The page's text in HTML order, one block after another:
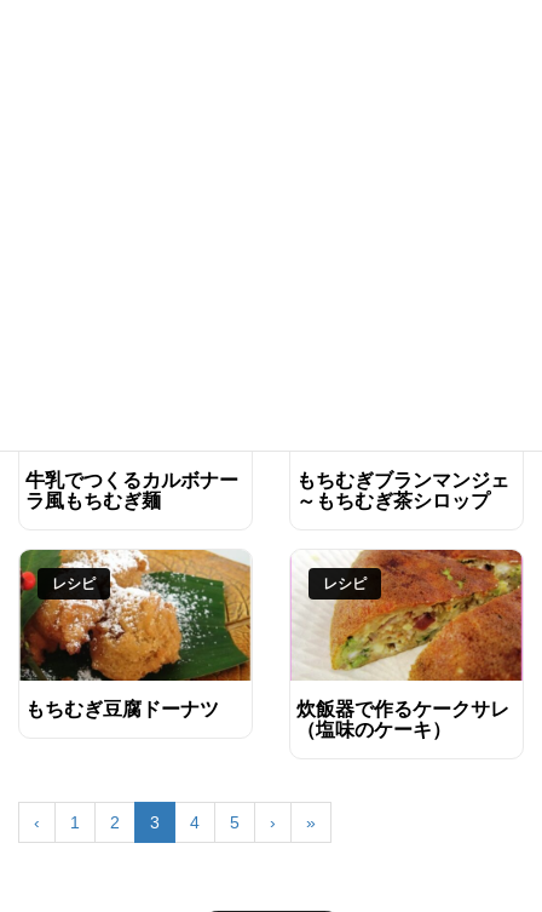
牛乳でつくるカルボナー
ラ風もちむぎ麺
もちむぎブランマンジェ
～もちむぎ茶シロップ
レシピ
もちむぎ豆腐ドーナツ
レシピ
炊飯器で作るケークサレ
（塩味のケーキ）
‹ 1 2 3 4 5 › »